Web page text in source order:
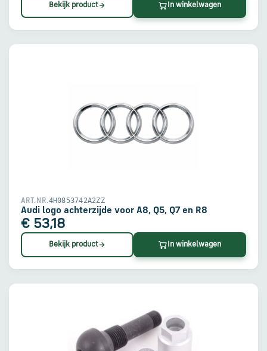
Bekijk product In winkelwagen
ART.NR.4H0853742A2ZZ
Audi logo achterzijde voor A8, Q5, Q7 en R8
€ 53,18
Bekijk product In winkelwagen